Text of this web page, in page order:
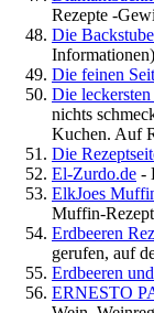
Rezepte -
Die
Die feinen
Die
nichts
Kuchen. Auf
Die
El-Zurdo.de -
ElkJoes
Muffin-
Erdbeeren
gerufen, auf
Erdbeeren
ERNESTO